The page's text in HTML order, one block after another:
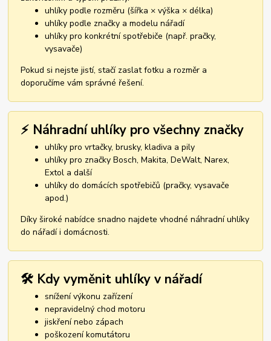
uhlíky podle rozměru (šířka × výška × délka)
uhlíky podle značky a modelu nářadí
uhlíky pro konkrétní spotřebiče (např. pračky,
vysavače)
Pokud si nejste jistí, stačí zaslat fotku a rozměr a
doporučíme vám správné řešení.
⚡ Náhradní uhlíky pro všechny značky
uhlíky pro vrtačky, brusky, kladiva a pily
uhlíky pro značky Bosch, Makita, DeWalt, Narex,
Extol a další
uhlíky do domácích spotřebičů (pračky, vysavače
apod.)
Díky široké nabídce snadno najdete vhodné náhradní uhlíky
do nářadí i domácnosti.
🛠️ Kdy vyměnit uhlíky v nářadí
snížení výkonu zařízení
nepravidelný chod motoru
jiskření nebo zápach
poškození komutátoru